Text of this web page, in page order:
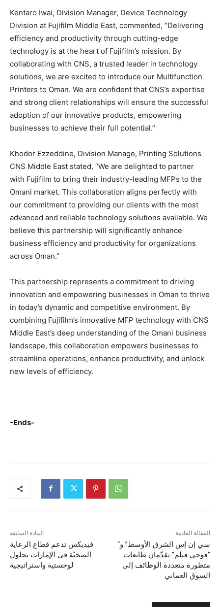
Kentaro Iwai, Division Manager, Device Technology
Division at Fujifilm Middle East, commented, “Delivering
efficiency and productivity through cutting-edge
technology is at the heart of Fujifilm’s mission. By
collaborating with CNS, a trusted leader in technology
solutions, we are excited to introduce our Multifunction
Printers to Oman. We are confident that CNS’s expertise
and strong client relationships will ensure the successful
adoption of our innovative products, empowering
businesses to achieve their full potential.”
Khodor Ezzeddine, Division Manage, Printing Solutions
CNS Middle East stated, “We are delighted to partner
with Fujifilm to bring their industry-leading MFPs to the
Omani market. This collaboration aligns perfectly with
our commitment to providing our clients with the most
advanced and reliable technology solutions available. We
believe this partnership will significantly enhance
business efficiency and productivity for organizations
across Oman.”
This partnership represents a commitment to driving
innovation and empowering businesses in Oman to thrive
in today’s dynamic and competitive environment. By
combining Fujifilm’s innovative MFP technology with CNS
Middle East’s deep understanding of the Omani business
landscape, this collaboration empowers businesses to
streamline operations, enhance productivity, and unlock
new levels of efficiency.
-Ends-
المادة السابقة
فيديكس تدعم قطاع الرعاية
الصحيّة في الإمارات بحلول
لوجستية واستراتيجية
المقالة القادمة
“سي إن إس الشرق الأوسط” و
“فوجي فيلم” تقدّمان طابعات
متطورة متعددة الوظائف إلى
السوق العماني